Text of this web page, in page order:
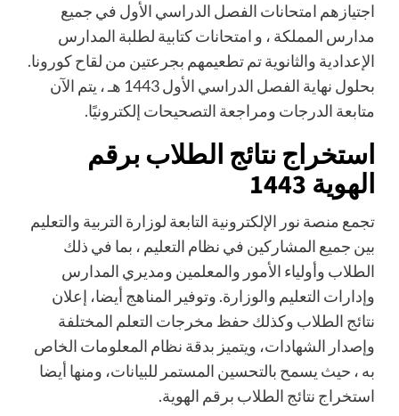
اجتيازهم امتحانات الفصل الدراسي الأول في جميع
مدارس المملكة ، و امتحانات كتابية لطلبة المدارس
الإعدادية والثانوية تم تطعيمهم بجرعتين من لقاح كورونا.
بحلول نهاية الفصل الدراسي الأول 1443 هـ ، يتم الآن
متابعة الدرجات ومراجعة التصحيحات إلكترونيًا.
استخراج نتائج الطلاب برقم
الهوية 1443
تجمع منصة نور الإلكترونية التابعة لوزارة التربية والتعليم
بين جميع المشاركين في نظام التعليم ، بما في ذلك
الطلاب وأولياء الأمور والمعلمين ومديري المدارس
وإدارات التعليم والوزارة. وتوفير المناهج أيضا، إعلان
نتائج الطلاب وكذلك حفظ مخرجات التعلم المختلفة
وإصدار الشهادات، ويتميز بدقة نظام المعلومات الخاص
به ، حيث يسمح بالتحسين المستمر للبيانات، ومنها أيضا
استخراج نتائج الطلاب برقم الهوية.